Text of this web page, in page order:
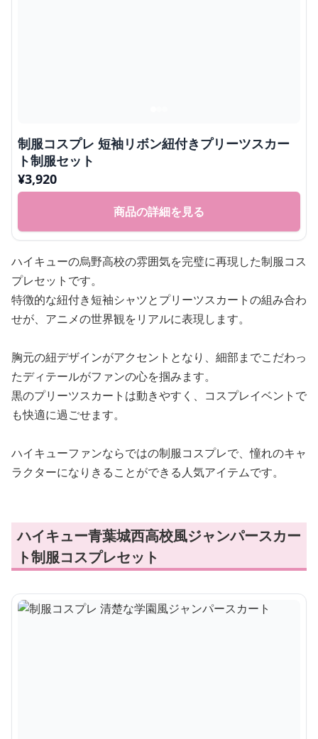
制服コスプレ 短袖リボン紐付きプリーツスカー
ト制服セット
¥3,920
商品の詳細を見る
ハイキューの烏野高校の雰囲気を完璧に再現した制服コス
プレセットです。
特徴的な紐付き短袖シャツとプリーツスカートの組み合わ
せが、アニメの世界観をリアルに表現します。
胸元の紐デザインがアクセントとなり、細部までこだわっ
たディテールがファンの心を掴みます。
黒のプリーツスカートは動きやすく、コスプレイベントで
も快適に過ごせます。
ハイキューファンならではの制服コスプレで、憧れのキャ
ラクターになりきることができる人気アイテムです。
ハイキュー青葉城西高校風ジャンパースカー
ト制服コスプレセット